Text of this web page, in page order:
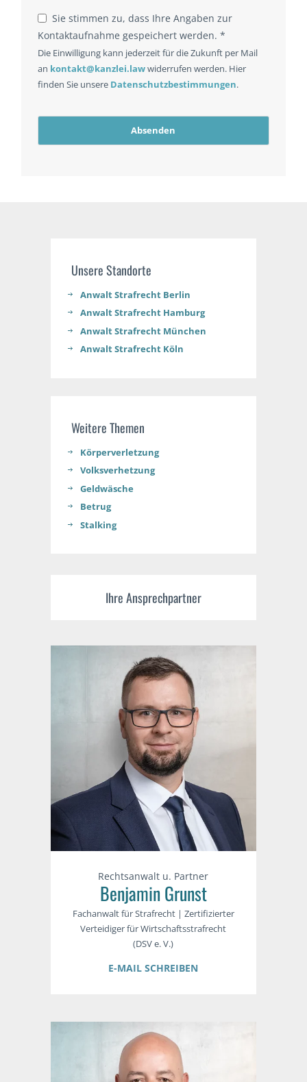
Sie stimmen zu, dass Ihre Angaben zur
Kontaktaufnahme gespeichert werden. *
Die Einwilligung kann jederzeit für die Zukunft per Mail
an kontakt@kanzlei.lawwiderrufen werden. Hier
finden Sie unsere Datenschutzbestimmungen.
Absenden
Unsere Standorte
Anwalt Strafrecht Berlin
Anwalt Strafrecht Hamburg
Anwalt Strafrecht München
Anwalt Strafrecht Köln
Weitere Themen
Körperverletzung
Volksverhetzung
Geldwäsche
Betrug
Stalking
Ihre Ansprechpartner
Rechtsanwalt u. Partner
Benjamin Grunst
Fachanwalt für Strafrecht | Zertifizierter
Verteidiger für Wirtschaftsstrafrecht
(DSV e. V.)
E-MAIL SCHREIBEN